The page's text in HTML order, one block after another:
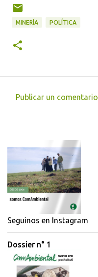
MINERÍA POLÍTICA
e
t
a
i
o
s
Publicar un comentario
Seguinos en Instagram
Dossier n° 1